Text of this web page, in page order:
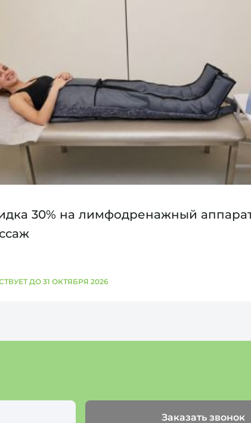
30% на лимфодренажный
ДО 31 ОКТЯБРЯ 2026
Заказать звонок